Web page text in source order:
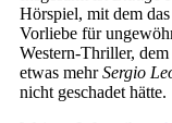
Hörspiel, mit dem
Vorliebe für
Western-Thriller,
etwas mehrSergio
nicht geschadet hätte.